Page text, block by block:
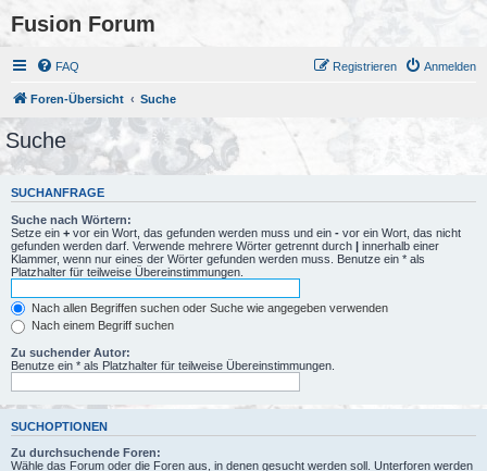
Fusion Forum
FAQ Anmelden
Registrieren
Foren-Übersicht Suche
Suche
SUCHANFRAGE
Suche nach Wörtern:
Setze ein + vor ein Wort, das gefunden werden muss und ein - vor ein Wort, das nicht
gefunden werden darf. Verwende mehrere Wörter getrennt durch | innerhalb einer
Klammer, wenn nur eines der Wörter gefunden werden muss. Benutze ein * als
Platzhalter für teilweise Übereinstimmungen.
Nach allen Begriffen suchen oder Suche wie angegeben verwenden
Nach einem Begriff suchen
Zu suchender Autor:
Benutze ein * als Platzhalter für teilweise Übereinstimmungen.
SUCHOPTIONEN
Zu durchsuchende Foren:
Wähle das Forum oder die Foren aus, in denen gesucht werden soll. Unterforen werden